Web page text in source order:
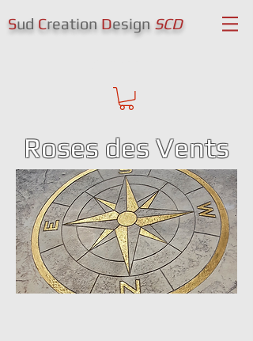
Sud Creation Design SCD
Roses des Vents